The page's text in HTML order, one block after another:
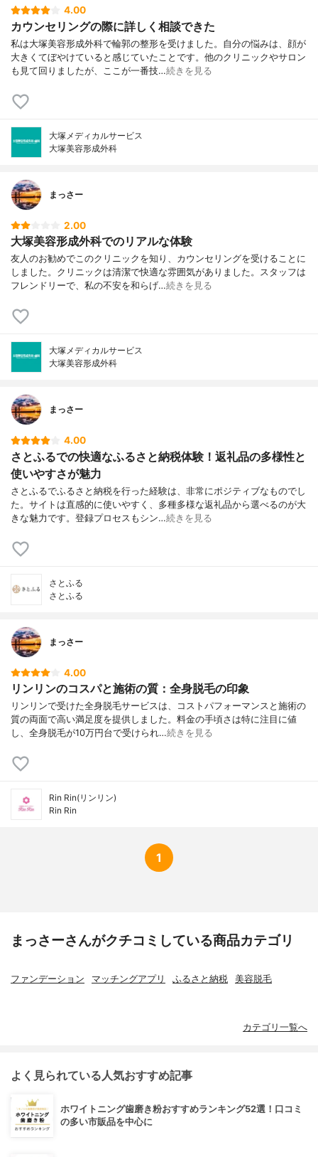
4.00
カウンセリングの際に詳しく相談できた
私は大塚美容形成外科で輪郭の整形を受けました。自分の悩みは、顔が
大きくてぼやけていると感じていたことです。他のクリニックやサロン
も見て回りましたが、ここが一番技…続きを見る
大塚メディカルサービス
大塚美容形成外科
まっさー
2.00
大塚美容形成外科でのリアルな体験
友人のお勧めでこのクリニックを知り、カウンセリングを受けることに
しました。クリニックは清潔で快適な雰囲気がありました。スタッフは
フレンドリーで、私の不安を和らげ…続きを見る
大塚メディカルサービス
大塚美容形成外科
まっさー
4.00
さとふるでの快適なふるさと納税体験！返礼品の多様性と
使いやすさが魅力
さとふるでふるさと納税を行った経験は、非常にポジティブなものでし
た。サイトは直感的に使いやすく、多種多様な返礼品から選べるのが大
きな魅力です。登録プロセスもシン…続きを見る
さとふる
さとふる
まっさー
4.00
リンリンのコスパと施術の質：全身脱毛の印象
リンリンで受けた全身脱毛サービスは、コストパフォーマンスと施術の
質の両面で高い満足度を提供しました。料金の手頃さは特に注目に値
し、全身脱毛が10万円台で受けられ…続きを見る
Rin Rin(リンリン)
Rin Rin
1
まっさーさんがクチコミしている商品カテゴリ
ファンデーション マッチングアプリ ふるさと納税 美容脱毛
カテゴリ一覧へ
よく見られている人気おすすめ記事
ホワイトニング歯磨き粉おすすめランキング52選！口コミ
の多い市販品を中心に